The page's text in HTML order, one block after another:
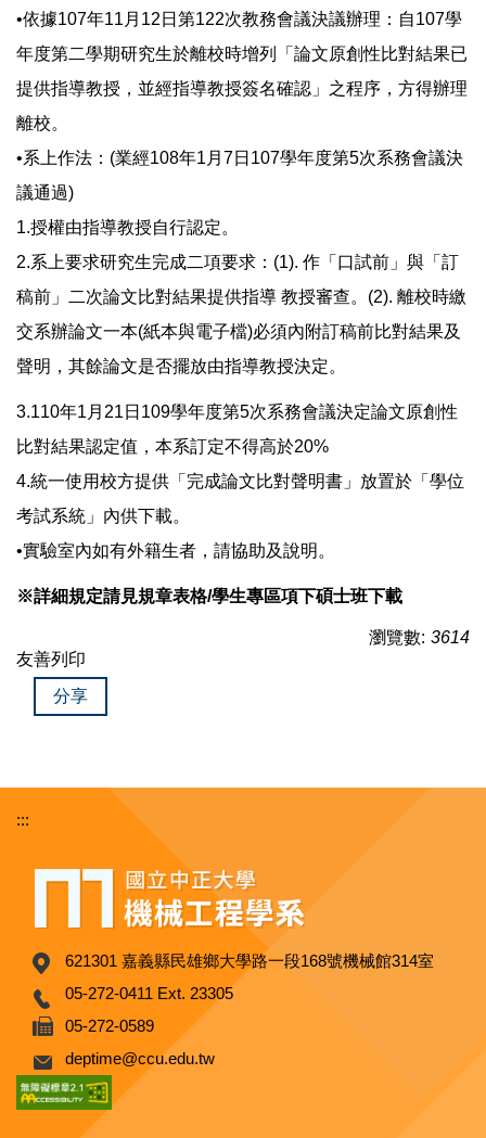
•依據107年11月12日第122次教務會議決議辦理：自107學
年度第二學期研究生於離校時增列「論文原創性比對結果已
提供指導教授，並經指導教授簽名確認」之程序，方得辦理
離校。
•系上作法：(業經108年1月7日107學年度第5次系務會議決
議通過)
1.授權由指導教授自行認定。
2.系上要求研究生完成二項要求：(1). 作「口試前」與「訂
稿前」二次論文比對結果提供指導 教授審查。(2). 離校時繳
交系辦論文一本(紙本與電子檔)必須內附訂稿前比對結果及
聲明，其餘論文是否擺放由指導教授決定。
3.110年1月21日109學年度第5次系務會議決定論文原創性
比對結果認定值，本系訂定不得高於20%
4.統一使用校方提供「完成論文比對聲明書」放置於「學位
考試系統」內供下載。
•實驗室內如有外籍生者，請協助及說明。
※詳細規定請見規章表格/學生專區項下碩士班下載
瀏覽數: 3614
友善列印
分享
:::
621301 嘉義縣民雄鄉大學路一段168號機械館314室
05-272-0411 Ext. 23305
05-272-0589
deptime@ccu.edu.tw